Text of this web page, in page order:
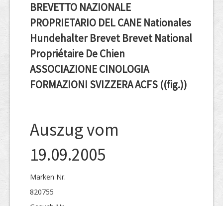
BREVETTO NAZIONALE
PROPRIETARIO DEL CANE Nationales
Hundehalter Brevet Brevet National
Propriétaire De Chien
ASSOCIAZIONE CINOLOGIA
FORMAZIONI SVIZZERA ACFS ((fig.))
Auszug vom
19.09.2005
Marken Nr.
820755